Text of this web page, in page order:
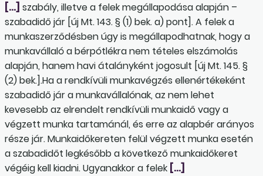
[…] szabály, illetve a felek megállapodása alapján –
szabadidő jár [új Mt. 143. § (1) bek. a) pont]. A felek a
munkaszerződésben úgy is megállapodhatnak, hogy a
munkavállaló a bérpótlékra nem tételes elszámolás
alapján, hanem havi átalányként jogosult [új Mt. 145. §
(2) bek.].Ha a rendkívüli munkavégzés ellenértékeként
szabadidő jár a munkavállalónak, az nem lehet
kevesebb az elrendelt rendkívüli munkaidő vagy a
végzett munka tartamánál, és erre az alapbér arányos
része jár. Munkaidőkereten felül végzett munka esetén
a szabadidőt legkésőbb a következő munkaidőkeret
végéig kell kiadni. Ugyanakkor a felek […]